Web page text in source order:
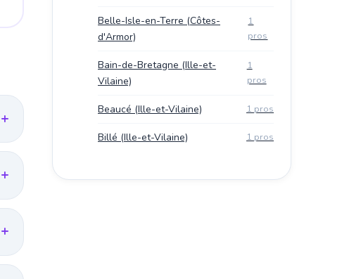
Belle-Isle-en-Terre (Côtes-
d'Armor)
1
pros
Bain-de-Bretagne (Ille-et-
Vilaine)
1
pros
Beaucé (Ille-et-Vilaine) 1 pros
Billé (Ille-et-Vilaine) 1 pros